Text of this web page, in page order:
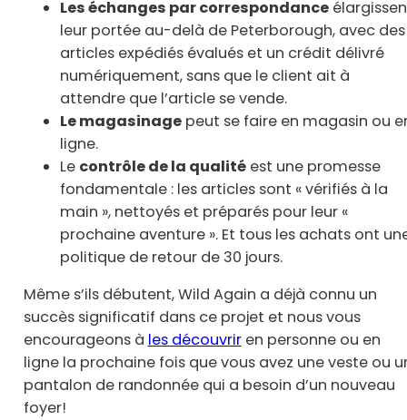
Les échanges par correspondance
leur portée au-delà de Peterborough, avec des
articles expédiés évalués et un crédit délivré
numériquement, sans que le client ait à
attendre que l’article se vende.
Le magasinagepeut se faire en magasin ou
ligne.
Le contrôle de la qualitéest une promesse
fondamentale : les articles sont « vérifiés à la
main », nettoyés et préparés pour leur «
prochaine aventure ». Et tous les achats ont
politique de retour de 30 jours.
Même s’ils débutent, Wild Again a déjà connu un
succès significatif dans ce projet et nous vous
encourageons à les découvriren personne ou en
ligne la prochaine fois que vous avez une veste ou
pantalon de randonnée qui a besoin d’un nouveau
foyer!